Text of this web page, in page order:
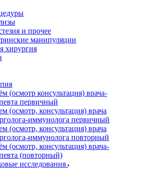
и прочее
манипуляции
хирургия
(осмотр консультация) врача-
первичный
(осмотр, консультация) врача
иммунолога первичный
(осмотр, консультация) врача
иммунолога повторный
(осмотр, консультация) врача-
(повторный)
исследования